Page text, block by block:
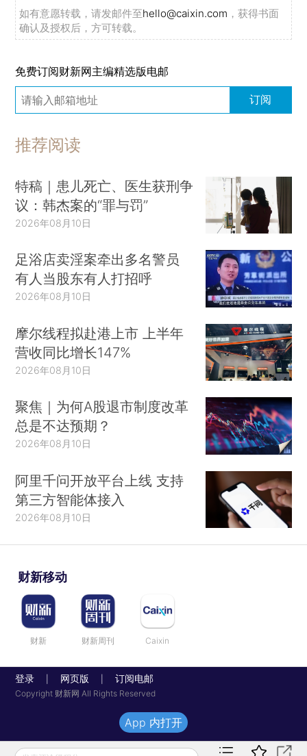
如有意愿转载，请发邮件至hello@caixin.com ，获得书面
确认及授权后，方可转载。
免费订阅财新网主编精选版电邮
订阅
推荐阅读
特稿｜患儿死亡、医生获刑争
议：韩杰案的“罪与罚”
2026年08月10日
足浴店卖淫案牵出多名警员
有人当股东有人打招呼
2026年08月10日
摩尔线程拟赴港上市 上半年
营收同比增长147%
2026年08月10日
聚焦｜为何A股退市制度改革
总是不达预期？
2026年08月10日
阿里千问开放平台上线 支持
第三方智能体接入
2026年08月10日
财新移动
财新 财新周刊 Caixin
登录 网页版 订阅电邮
Copyright 财新网 All Rights Reserved
App 内打开